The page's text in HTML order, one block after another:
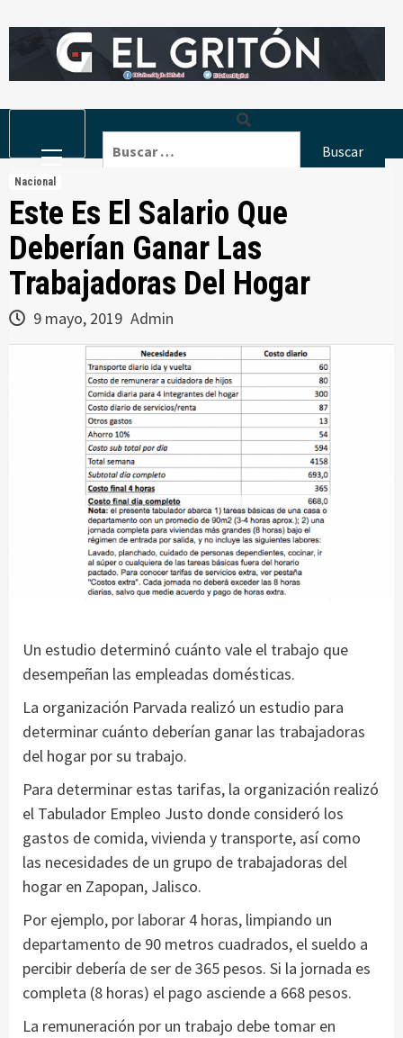
to
Menu
Nacional
Este Es El Salario Que
Deberían Ganar Las
Trabajadoras Del Hogar
9 mayo, 2019 Admin
Un estudio determinó cuánto vale el trabajo que
desempeñan las empleadas domésticas.
La organización Parvada realizó un estudio para
determinar cuánto deberían ganar las trabajadoras
del hogar por su trabajo.
Para determinar estas tarifas, la organización realizó
el Tabulador Empleo Justo donde consideró los
gastos de comida, vivienda y transporte, así como
las necesidades de un grupo de trabajadoras del
hogar en Zapopan, Jalisco.
Por ejemplo, por laborar 4 horas, limpiando un
departamento de 90 metros cuadrados, el sueldo a
percibir debería de ser de 365 pesos. Si la jornada es
completa (8 horas) el pago asciende a 668 pesos.
La remuneración por un trabajo debe tomar en